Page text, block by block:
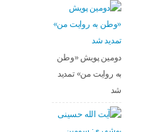
دومین پویش «وطن
به روایت من» تمدید
شد